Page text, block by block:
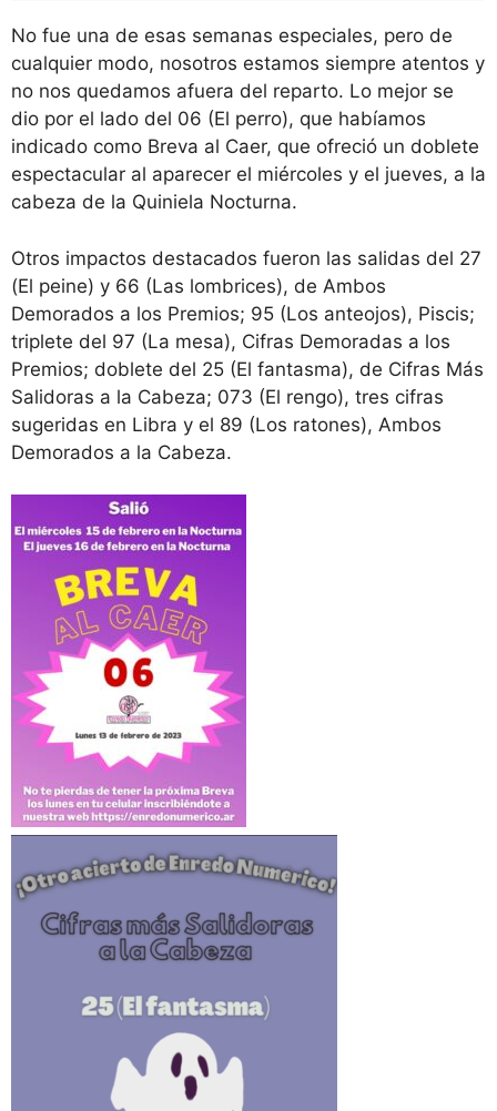
No fue una de esas semanas especiales, pero de
cualquier modo, nosotros estamos siempre atentos y
no nos quedamos afuera del reparto. Lo mejor se
dio por el lado del 06 (El perro), que habíamos
indicado como Breva al Caer, que ofreció un doblete
espectacular al aparecer el miércoles y el jueves, a la
cabeza de la Quiniela Nocturna.
Otros impactos destacados fueron las salidas del 27
(El peine) y 66 (Las lombrices), de Ambos
Demorados a los Premios; 95 (Los anteojos), Piscis;
triplete del 97 (La mesa), Cifras Demoradas a los
Premios; doblete del 25 (El fantasma), de Cifras Más
Salidoras a la Cabeza; 073 (El rengo), tres cifras
sugeridas en Libra y el 89 (Los ratones), Ambos
Demorados a la Cabeza.